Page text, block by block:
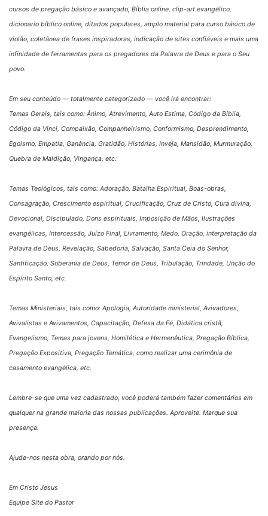
cursos de pregação básico e avançado, Bíblia online, clip-art evangélico,
dicionario bíblico online, ditados populares, amplo material para curso básico de
violão, coletânea de frases inspiradoras, indicação de sites confiáveis e mais uma
infinidade de ferramentas para os pregadores da Palavra de Deus e para o Seu
povo.
Em seu conteúdo — totalmente categorizado — você irá encontrar:
Temas Gerais, tais como: Ânimo, Atrevimento, Auto Estima, Código da Bíblia,
Código da Vinci, Compaixão, Companheirismo, Conformismo, Desprendimento,
Egoismo, Empatia, Ganância, Gratidão, Histórias, Inveja, Mansidão, Murmuração,
Quebra de Maldição, Vingança, etc.
Temas Teológicos, tais como: Adoração, Batalha Espiritual, Boas-obras,
Consagração, Crescimento espiritual, Crucificação, Cruz de Cristo, Cura divina,
Devocional, Discipulado, Dons espirituais, Imposição de Mãos, Ilustrações
evangélicas, Intercessão, Juízo Final, Livramento, Medo, Oração, interpretação da
Palavra de Deus, Revelação, Sabedoria, Salvação, Santa Ceia do Senhor,
Santificação, Soberania de Deus, Temor de Deus, Tribulação, Trindade, Unção do
Espírito Santo, etc.
Temas Ministeriais, tais como: Apologia, Autoridade ministerial, Avivadores,
Avivalistas e Avivamentos, Capacitação, Defesa da Fé, Didática cristã,
Evangelismo, Temas para jovens, Homilética e Hermenêutica, Pregação Bíblica,
Pregação Expositiva, Pregação Temática, como realizar uma cerimônia de
casamento evangélica, etc.
Lembre-se que uma vez cadastrado, você poderá também fazer comentários em
qualquer na grande maioria das nossas publicações. Aproveite. Marque sua
presença.
Ajude-nos nesta obra, orando por nós.
Em Cristo Jesus
Equipe Site do Pastor